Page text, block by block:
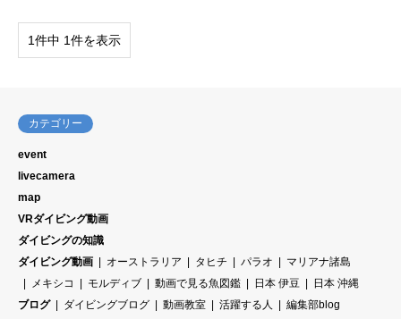
1件中 1件を表示
カテゴリー
event
livecamera
map
VRダイビング動画
ダイビングの知識
ダイビング動画
オーストラリア タヒチ パラオ
マリアナ諸島
メキシコ
モルディブ 動画で見る魚図鑑 日本 伊豆
日本 沖縄
ブログ
ダイビングブログ 動画教室 活躍する人
編集部blog